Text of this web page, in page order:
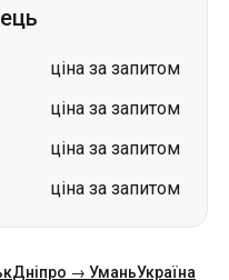
ціна за запитом
ціна за запитом
ціна за запитом
ціна за запитом
Дніпро → УманьУкраїна